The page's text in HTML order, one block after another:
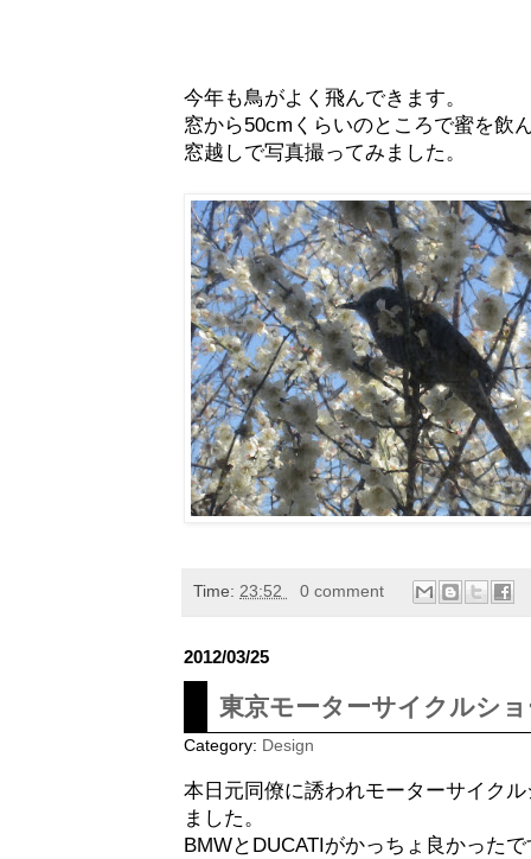
今年も鳥がよく飛んできます。
窓から50cmくらいのところで蜜を飲
窓越しで写真撮ってみました。
Time: 23:52 0 comment
2012/03/25
東京モーターサイクルシ
Category: Design
本日元同僚に誘われモーターサイク
ました。
BMWとDUCATIがかっちょ良かった